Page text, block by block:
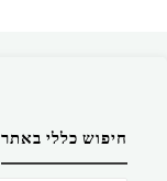
חיפוש כללי באתר